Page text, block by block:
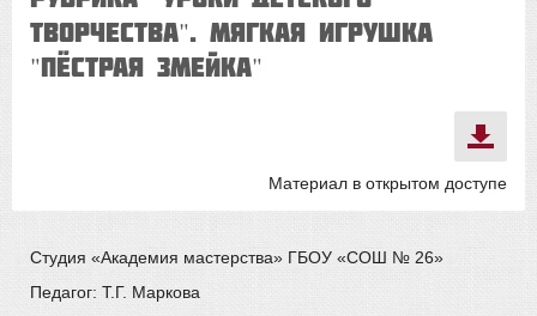
творчества". Мягкая игрушка
"Пёстрая змейка"
Материал в открытом доступе
Студия «Академия мастерства» ГБОУ «СОШ № 26»
Педагог: Т.Г. Маркова